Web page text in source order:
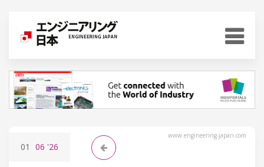
www.engineering-japan.com
01 06 '26